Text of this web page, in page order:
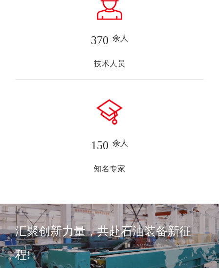
370 余人
技术人员
150 余人
知名专家
汇聚创新力量，共赴石油装备新征
程!